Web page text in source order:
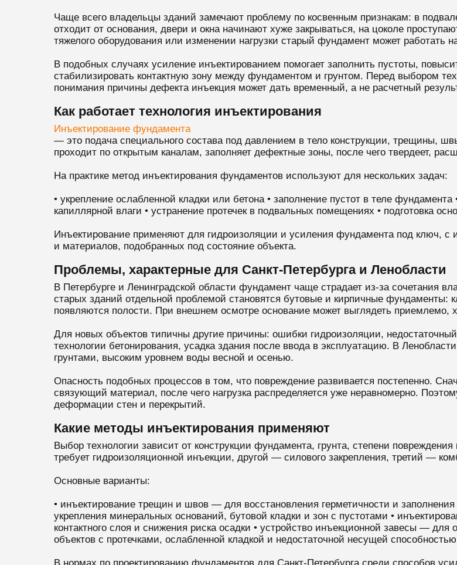
Чаще всего владельцы зданий замечают проблему по косвенным признакам: в
отходит от основания, двери и окна начинают хуже закрываться, на цоколе
тяжелого оборудования или изменении нагрузки старый фундамент может работать
В подобных случаях усиление инъектированием помогает заполнить пустоты,
стабилизировать контактную зону между фундаментом и грунтом. Перед выбором
понимания причины дефекта инъекция может дать временный, а не расчетный
Как работает технология инъектирования
Инъектирование фундамента
— это подача специального состава под давлением в тело конструкции, трещины,
проходит по открытым каналам, заполняет дефектные зоны, после чего твердеет,
На практике метод инъектирования фундаментов используют для нескольких задач:
• укрепление ослабленной кладки или бетона • заполнение пустот в теле
капиллярной влаги • устранение протечек в подвальных помещениях • подготовка
Инъектирование применяют для гидроизоляции и усиления фундамента под ключ, с
и материалов, подобранных под состояние объекта.
Проблемы, характерные для Санкт-Петербурга и Ленобласти
В Петербурге и Ленинградской области фундамент чаще страдает из-за сочетания
старых зданий отдельной проблемой становятся бутовые и кирпичные фундаменты:
появляются полости. При внешнем осмотре основание может выглядеть приемлемо,
Для новых объектов типичны другие причины: ошибки гидроизоляции,
технологии бетонирования, усадка здания после ввода в эксплуатацию. В
грунтами, высоким уровнем воды весной и осенью.
Опасность подобных процессов в том, что повреждение развивается постепенно.
связующий материал, после чего нагрузка распределяется уже неравномерно.
деформации стен и перекрытий.
Какие методы инъектирования применяют
Выбор технологии зависит от конструкции фундамента, грунта, степени
требует гидроизоляционной инъекции, другой — силового закрепления, третий —
Основные варианты:
• инъектирование трещин и швов — для восстановления герметичности и
укрепления минеральных оснований, бутовой кладки и зон с пустотами •
контактного слоя и снижения риска осадки • устройство инъекционной завесы —
объектов с протечками, ослабленной кладкой и недостаточной несущей способностью